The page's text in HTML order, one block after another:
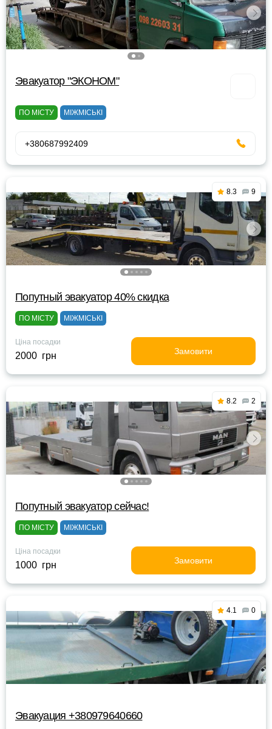
Эвакуатор "ЭКОНОМ"
ПО МІСТУ МІЖМІСЬКІ
+380687992409
8.3 9
Попутный эвакуатор 40% скидка
ПО МІСТУ МІЖМІСЬКІ
Ціна посадки
2000 грн Замовити
8.2 2
Попутный эвакуатор сейчас!
ПО МІСТУ МІЖМІСЬКІ
Ціна посадки
1000 грн Замовити
4.1 0
Эвакуация +380979640660